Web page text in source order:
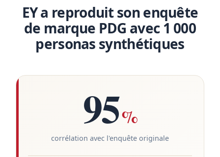
EY a reproduit son enquête
de marque PDG avec 1 000
personas synthétiques
95%
corrélation avec l'enquête originale